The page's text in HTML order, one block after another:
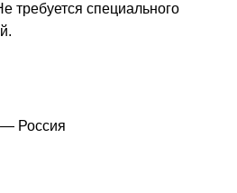
требуется специального
Россия